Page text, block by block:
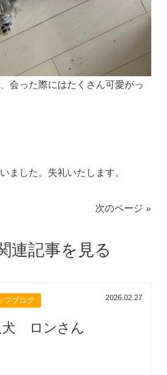
会った際にはたくさん可愛がっ
ました。失礼いたします。
次のページ »
連記事を見る
フブログ 2026.02.27
犬 ロンさん